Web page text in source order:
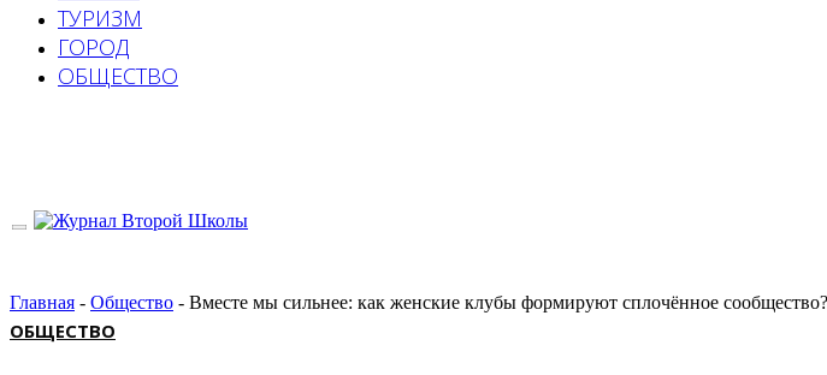
ТУРИЗМ
ГОРОД
ОБЩЕСТВО
Главная - Общество - Вместе мы сильнее: как женские клубы формируют сплочённое сообщество?
ОБЩЕСТВО